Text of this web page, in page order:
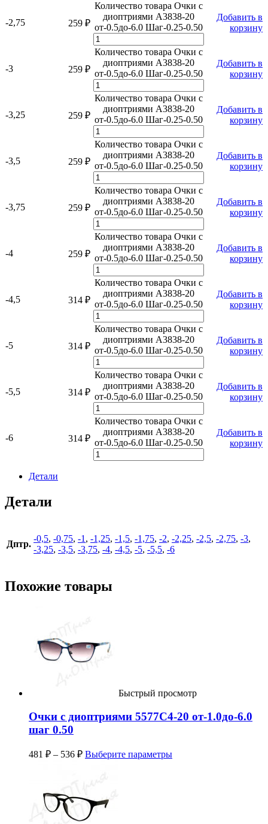
-2,75 259 ₽
Количество товара Очки с
диоптриями A3838-20
от-0.5до-6.0 Шаг-0.25-0.50
Добавить в
корзину
-3 259 ₽
Количество товара Очки с
диоптриями A3838-20
от-0.5до-6.0 Шаг-0.25-0.50
Добавить в
корзину
-3,25 259 ₽
Количество товара Очки с
диоптриями A3838-20
от-0.5до-6.0 Шаг-0.25-0.50
Добавить в
корзину
-3,5 259 ₽
Количество товара Очки с
диоптриями A3838-20
от-0.5до-6.0 Шаг-0.25-0.50
Добавить в
корзину
-3,75 259 ₽
Количество товара Очки с
диоптриями A3838-20
от-0.5до-6.0 Шаг-0.25-0.50
Добавить в
корзину
-4 259 ₽
Количество товара Очки с
диоптриями A3838-20
от-0.5до-6.0 Шаг-0.25-0.50
Добавить в
корзину
-4,5 314 ₽
Количество товара Очки с
диоптриями A3838-20
от-0.5до-6.0 Шаг-0.25-0.50
Добавить в
корзину
-5 314 ₽
Количество товара Очки с
диоптриями A3838-20
от-0.5до-6.0 Шаг-0.25-0.50
Добавить в
корзину
-5,5 314 ₽
Количество товара Очки с
диоптриями A3838-20
от-0.5до-6.0 Шаг-0.25-0.50
Добавить в
корзину
-6 314 ₽
Количество товара Очки с
диоптриями A3838-20
от-0.5до-6.0 Шаг-0.25-0.50
Добавить в
корзину
Детали
Детали
Дптр.
-0,5, -0,75, -1 , -1,25, -1,5, -1,75, -2, -2,25, -2,5, -2,75, -3,
-3,25, -3,5, -3,75, -4, -4,5, -5, -5,5, -6
Похожие товары
Быстрый просмотр
Очки с диоптриями 5577C4-20 от-1.0до-6.0
шаг 0.50
481 ₽ – 536 ₽ Выберите параметры